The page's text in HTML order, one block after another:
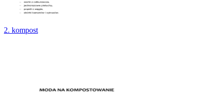
2. kompost